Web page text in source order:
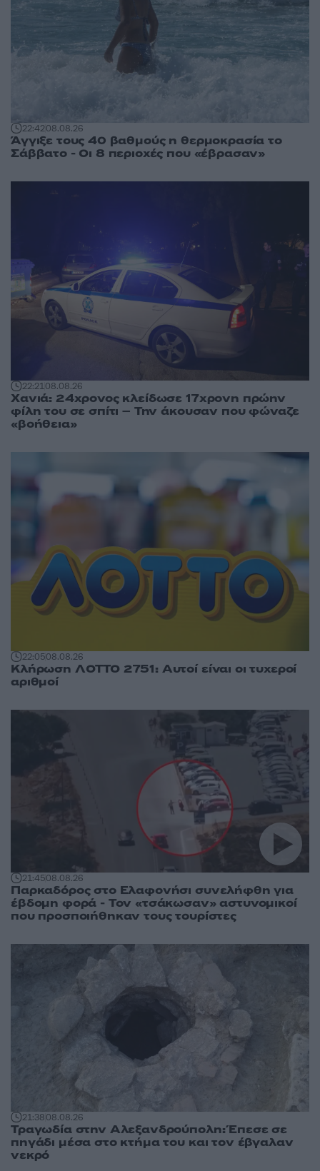
22:4208.08.26
Άγγιξε τους 40 βαθμούς η θερμοκρασία το
Σάββατο - Οι 8 περιοχές που «έβρασαν»
22:2108.08.26
Χανιά: 24χρονος κλείδωσε 17χρονη πρώην
φίλη του σε σπίτι – Την άκουσαν που φώναζε
«βοήθεια»
22:0508.08.26
Κλήρωση ΛΟΤΤΟ 2751: Αυτοί είναι οι τυχεροί
αριθμοί
21:4508.08.26
Παρκαδόρος στο Ελαφονήσι συνελήφθη για
έβδομη φορά - Τον «τσάκωσαν» αστυνομικοί
που προσποιήθηκαν τους τουρίστες
21:3808.08.26
Τραγωδία στην Αλεξανδρούπολη: Έπεσε σε
πηγάδι μέσα στο κτήμα του και τον έβγαλαν
νεκρό